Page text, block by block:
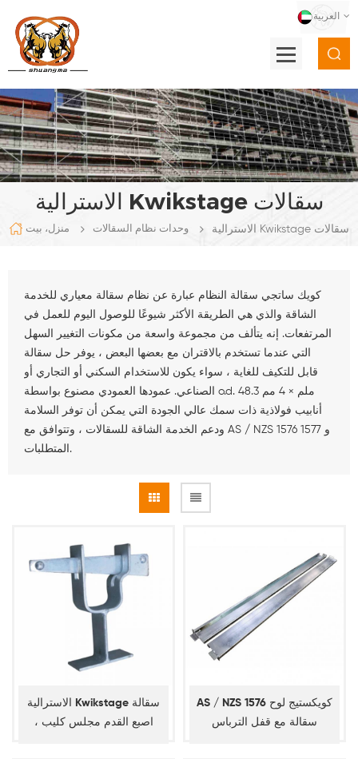
العربية
الاسترالية Kwikstage سقالات
منزل، بيت وحدات نظام السقالات الاسترالية Kwikstage سقالات
كويك ساتجي سقالة النظام عبارة عن نظام سقالة معياري للخدمة
الشاقة والذي هي الطريقة الأكثر شيوعًا للوصول اليوم للعمل في
المرتفعات. إنه يتألف من مجموعة واسعة من مكونات التغيير السهل
التي عندما تستخدم بالاقتران مع بعضها البعض ، يوفر حل سقالة
قابل للتكيف للغاية ، سواء يكون للاستخدام السكني أو التجاري أو
الصناعي. عمودها العمودي مصنوع بواسطة o.d. 48.3 ملم × 4 مم
أنابيب فولاذية ذات سمك عالي الجودة التي يمكن أن توفر السلامة
ودعم الخدمة الشاقة للسقالات ، وتتوافق مع AS / NZS 1576 و 1577
المتطلبات.
الاسترالية Kwikstage سقالة
اصبع القدم مجلس كليب ،
AS / NZS 1576 كويكستيج لوح
سقالة مع قفل الترباس